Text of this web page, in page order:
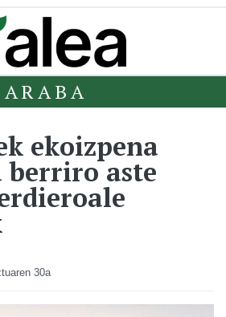
ARABA
ekoizpena
berriro aste
30a